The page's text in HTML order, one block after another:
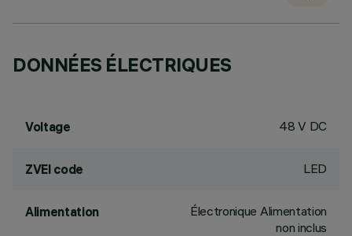
DONNÉES ÉLECTRIQUES
Voltage 48 V DC
ZVEI code LED
Alimentation
Électronique Alimentation
non inclus